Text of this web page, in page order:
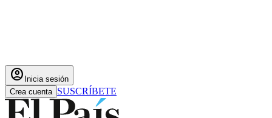
account_circle Inicia sesión
Crea cuenta SUSCRÍBETE